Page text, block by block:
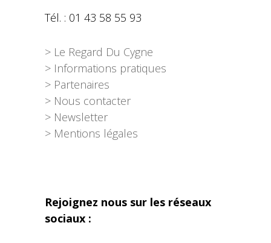
Tél. : 01 43 58 55 93
> Le Regard Du Cygne
> Informations pratiques
> Partenaires
> Nous contacter
> Newsletter
> Mentions légales
Rejoignez nous sur les réseaux
sociaux :